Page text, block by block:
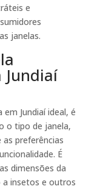
e
janelas.
Jundiaí
Jundiaí ideal, é
o tipo de janela,
preferências
É
dimensões da
a insetos e outros